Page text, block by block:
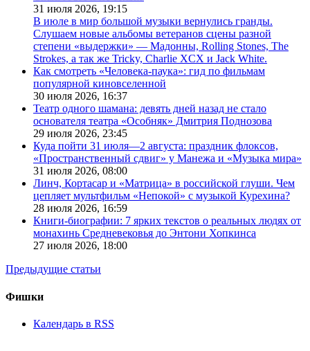
31 июля 2026, 19:15
В июле в мир большой музыки вернулись гранды.
Слушаем новые альбомы ветеранов сцены разной
степени «выдержки» — Мадонны, Rolling Stones, The
Strokes, а так же Tricky, Charlie XCX и Jack White.
Как смотреть «Человека-паука»: гид по фильмам
популярной киновселенной
30 июля 2026, 16:37
Театр одного шамана: девять дней назад не стало
основателя театра «Особняк» Дмитрия Поднозова
29 июля 2026, 23:45
Куда пойти 31 июля—2 августа: праздник флоксов,
«Пространственный сдвиг» у Манежа и «Музыка мира»
31 июля 2026, 08:00
Линч, Кортасар и «Матрица» в российской глуши. Чем
цепляет мультфильм «Непокой» с музыкой Курехина?
28 июля 2026, 16:59
Книги-биографии: 7 ярких текстов о реальных людях от
монахинь Средневековья до Энтони Хопкинса
27 июля 2026, 18:00
Предыдущие статьи
Фишки
Календарь в RSS